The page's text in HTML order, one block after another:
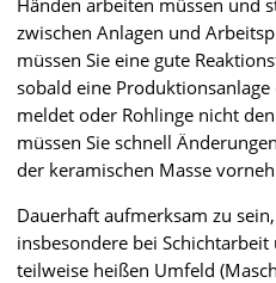
zwischen Anlagen und
müssen Sie eine gute
sobald eine
meldet oder Rohlinge nicht
müssen Sie schnell
der keramischen Masse
Dauerhaft aufmerksam zu
insbesondere bei
teilweise heißen Umfeld